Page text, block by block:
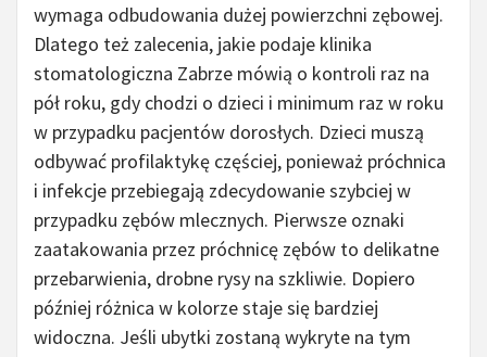
wymaga odbudowania dużej powierzchni zębowej.
Dlatego też zalecenia, jakie podaje klinika
stomatologiczna Zabrze mówią o kontroli raz na
pół roku, gdy chodzi o dzieci i minimum raz w roku
w przypadku pacjentów dorosłych. Dzieci muszą
odbywać profilaktykę częściej, ponieważ próchnica
i infekcje przebiegają zdecydowanie szybciej w
przypadku zębów mlecznych. Pierwsze oznaki
zaatakowania przez próchnicę zębów to delikatne
przebarwienia, drobne rysy na szkliwie. Dopiero
później różnica w kolorze staje się bardziej
widoczna. Jeśli ubytki zostaną wykryte na tym